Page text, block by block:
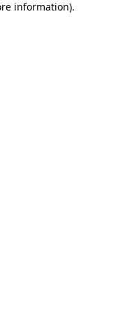
information).